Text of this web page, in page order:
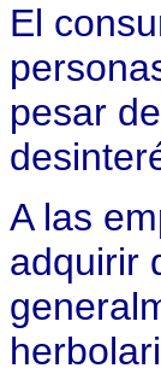
El
pesar
A las
adquirir